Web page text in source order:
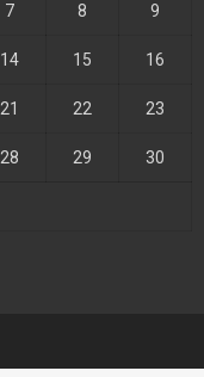
7 8 9
14 15 16
21 22 23
28 29 30